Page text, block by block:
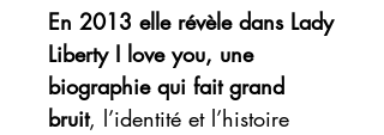
En 2013 elle révèle dans Lady
Liberty I love you, une
biographie qui fait grand
bruit, l’identité et l’histoire